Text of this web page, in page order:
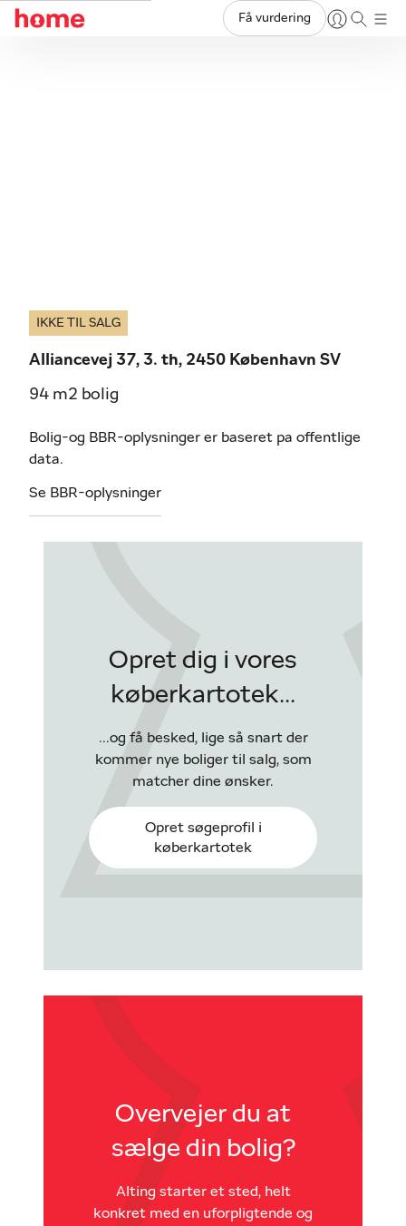
Få vurdering
IKKE TIL SALG
Alliancevej 37, 3. th, 2450 København SV
94 m2 bolig
Bolig-og BBR-oplysninger er baseret pa offentlige
data.
Se BBR-oplysninger
Opret dig i vores
køberkartotek...
...og få besked, lige så snart der
kommer nye boliger til salg, som
matcher dine ønsker.
Opret søgeprofil i
køberkartotek
Overvejer du at
sælge din bolig?
Alting starter et sted, helt
konkret med en uforpligtende og